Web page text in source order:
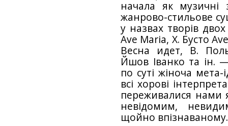
начала як музичні
жанрово-стильове
у назвах творів
Ave Maria, Х. Бусто
Весна идет, В.
Йшов Іванко та ін.
по суті жіноча мета-
всі хорові
переживалися нами
невідомим,
щойно